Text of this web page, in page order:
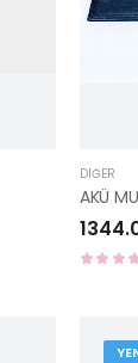
DIĞER